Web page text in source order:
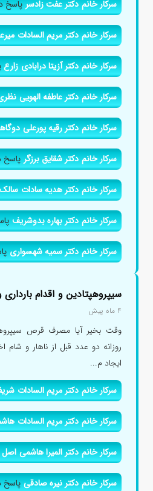
سرکار خانم دکتر عفت زادسرپاسخ
سرکار خانم دکتر مریم السادات
سرکار خانم دکتر آزیتا درابادی زارع
سرکار خانم دکتر عاطفه الهویی
سرکار خانم دکتر رقیه پورعلی
سرکار خانم دکتر شقایق برزگرپاسخ
سرکار خانم دکتر هدیه سادات
سرکار خانم دکتر بهاره بدوشریف
سرکار خانم دکتر سمیه شهسواری
سیپروهپتادین و اقدام
۴ ماه پیش
وقت بخیر آیا مصرف قرص
روزانه دو عدد قبل از ناهار و شام
ایجاد م...
سرکار خانم دکتر مریم السادات
سرکار خانم دکتر مریم السادات
سرکار خانم دکتر المیرا هاشمی اصل
سرکار خانم دکتر نیره صادقیپاسخ